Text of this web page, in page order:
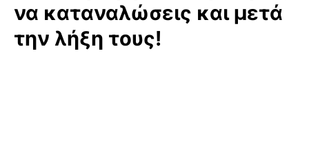
να καταναλώσεις και μετά
την λήξη τους!